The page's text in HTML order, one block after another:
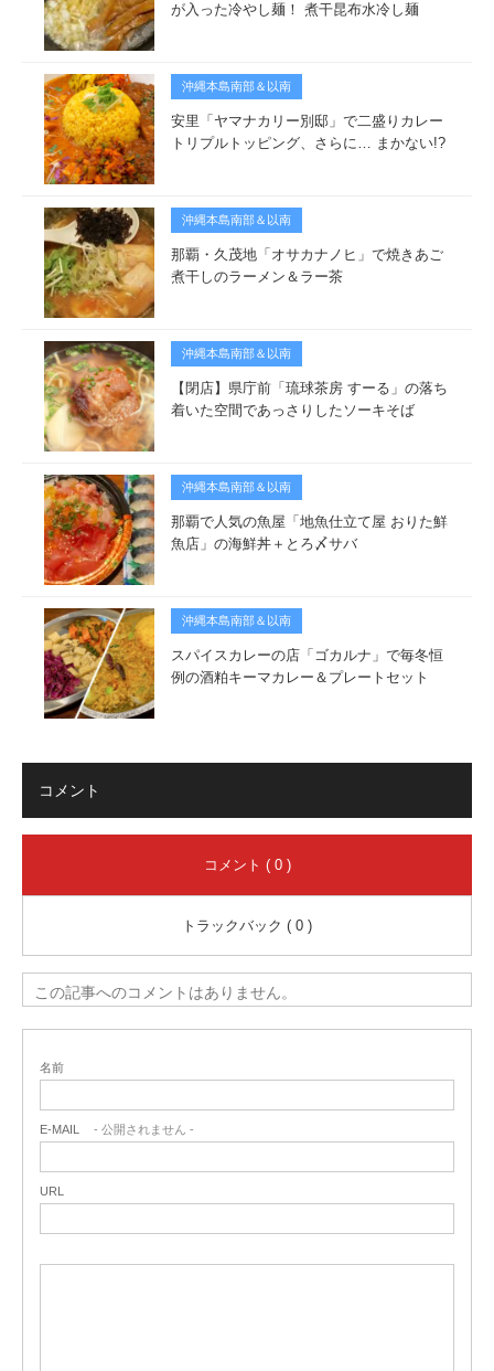
が入った冷やし麺！ 煮干昆布水冷し麺
沖縄本島南部＆以南
安里「ヤマナカリー別邸」で二盛りカレー
トリプルトッピング、さらに… まかない!?
沖縄本島南部＆以南
那覇・久茂地「オサカナノヒ」で焼きあご
煮干しのラーメン＆ラー茶
沖縄本島南部＆以南
【閉店】県庁前「琉球茶房 すーる」の落ち
着いた空間であっさりしたソーキそば
沖縄本島南部＆以南
那覇で人気の魚屋「地魚仕立て屋 おりた鮮
魚店」の海鮮丼＋とろ〆サバ
沖縄本島南部＆以南
スパイスカレーの店「ゴカルナ」で毎冬恒
例の酒粕キーマカレー＆プレートセット
コメント
コメント ( 0 )
トラックバック ( 0 )
この記事へのコメントはありません。
名前
E-MAIL - 公開されません -
URL